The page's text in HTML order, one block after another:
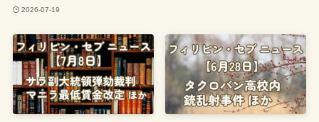
2026-07-19